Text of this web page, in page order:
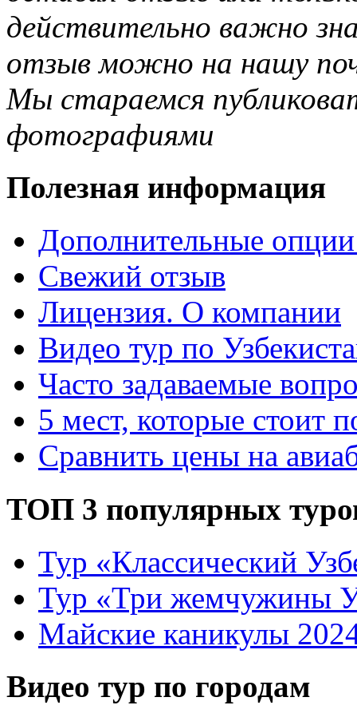
действительно важно
отзыв можно на нашу
Мы стараемся
фотографиями
Полезная информация
Дополнительные
Свежий отзыв
Лицензия. О компании
Видео тур по
Часто задаваемые
5 мест, которые стоит
Сравнить цены на
ТОП 3 популярных
Тур «Классический
Тур «Три жемчужины
Майские каникулы
Видео тур по городам